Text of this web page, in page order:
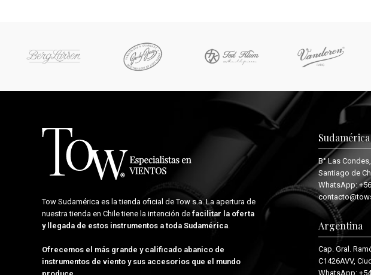
Tow Sudamérica es la tienda oficial deTow s.a. La apertura de
nuestra tienda en Chile tiene la intención de facilitar la oferta
y llegada de estos instrumentos a toda Sudamérica.
Ofrecemos el más grande y calificado abanico de
instrumentos de viento y sus accesorios que el mundo
Sudamérica
B° Las Condes,
Santiago de
WhatsApp:
Argentina
Cap. Gral.
C1426AVV,
WhatsApp: